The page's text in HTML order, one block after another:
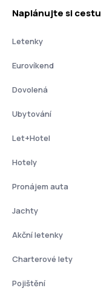
Naplánujte si cestu
Letenky
Eurovíkend
Dovolená
Ubytování
Let+Hotel
Hotely
Pronájem auta
Jachty
Akční letenky
Charterové lety
Pojištění